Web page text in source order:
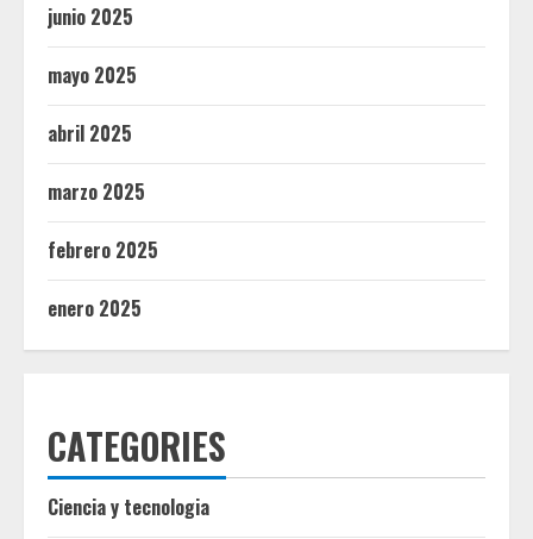
junio 2025
mayo 2025
abril 2025
marzo 2025
febrero 2025
enero 2025
CATEGORIES
Ciencia y tecnologia